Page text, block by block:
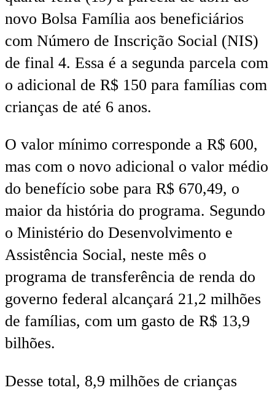
novo Bolsa Família aos beneficiários
com Número de Inscrição Social (NIS)
de final 4. Essa é a segunda parcela com
o adicional de R$ 150 para famílias com
crianças de até 6 anos.
O valor mínimo corresponde a R$ 600,
mas com o novo adicional o valor médio
do benefício sobe para R$ 670,49, o
maior da história do programa. Segundo
o Ministério do Desenvolvimento e
Assistência Social, neste mês o
programa de transferência de renda do
governo federal alcançará 21,2 milhões
de famílias, com um gasto de R$ 13,9
bilhões.
Desse total, 8,9 milhões de crianças